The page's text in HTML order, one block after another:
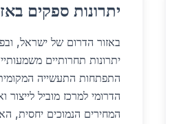
יתרונות ספקים
באזור הדרום של ישראל,
התפתחות התעשייה
הדרומי למרכז מוביל
המחירים הנמוכים יחסית,